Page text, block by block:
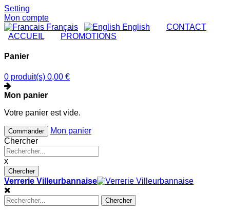
Setting
Mon compte
Français
English CONTACT
ACCUEIL
PROMOTIONS
Panier
0 produit(s) 0,00 €
Mon panier
Votre panier est vide.
Commander
Mon panier
Chercher
x
Chercher
Verrerie Villeurbannaise
Chercher